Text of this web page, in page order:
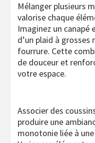
Mélanger plusieurs
valorise chaque
Imaginez un canapé
d’un plaid à
fourrure. Cette
de douceur et
votre espace.
Associer des
produire une
monotonie liée à